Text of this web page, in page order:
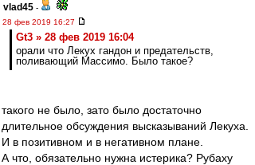
vlad45 -
28 фев 2019 16:27
Gt3 » 28 фев 2019 16:04
орали что Лекух гандон и предательств,
поливающий Массимо. Было такое?
такого не было, зато было достаточно
длительное обсуждения высказываний Лекуха.
И в позитивном и в негативном плане.
А что, обязательно нужна истерика? Рубаху